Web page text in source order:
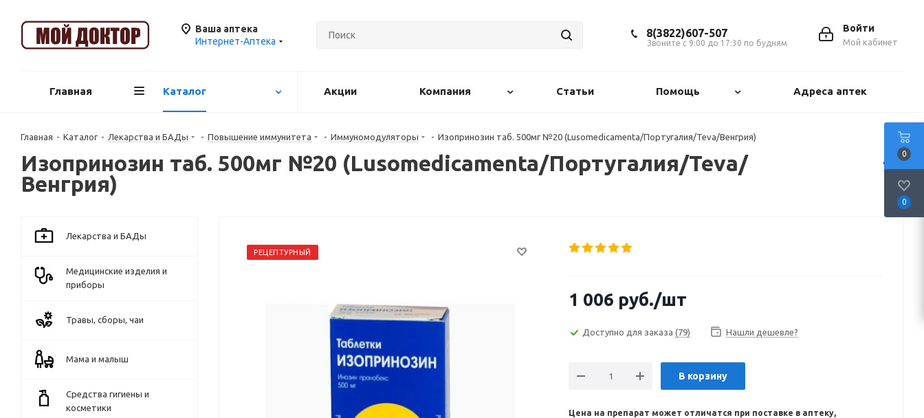
Ваша аптека
Интернет-Аптека
Войти
Мой кабинет
8(3822)607-507
Звоните с 9:00 до 17:30 по будням
Главная Каталог Акции Компания Статьи Помощь Адреса аптек
Главная - Каталог - Лекарства и БАДы - Повышение иммунитета - Иммуномодуляторы - Изопринозин таб. 500мг №20 (Lusomedicamenta/Португалия/Teva/Венгрия)
Изопринозин таб. 500мг №20 (Lusomedicamenta/Португалия/Teva/
Венгрия)
РЕЦЕПТУРНЫЙ
1 006 руб./шт
Доступно для заказа (79) Нашли дешевле?
В корзину
Цена на препарат может отличатся при поставке в аптеку,
Лекарства и БАДы
Медицинские изделия и
приборы
Травы, сборы, чаи
Мама и малыш
Средства гигиены и
косметики
0
0